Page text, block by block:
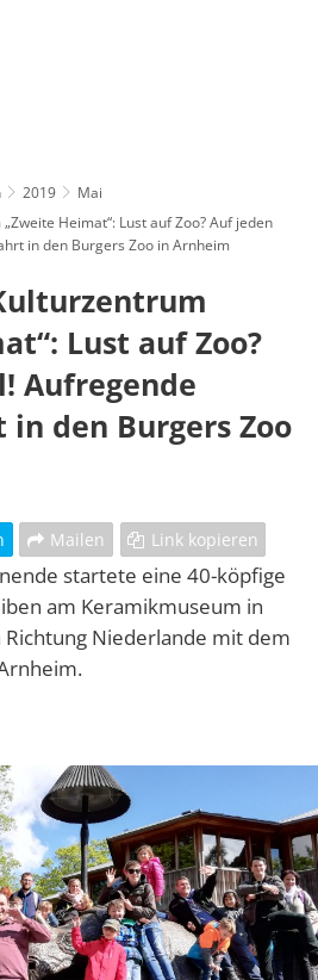
2019
Mai
Heimat“: Lust auf Zoo? Auf jeden
in den Burgers Zoo in Arnheim
Lust auf Zoo?
Aufregende
den Burgers Zoo
Mailen Link kopieren
startete eine 40-köpfige
am Keramikmuseum in
Niederlande mit dem